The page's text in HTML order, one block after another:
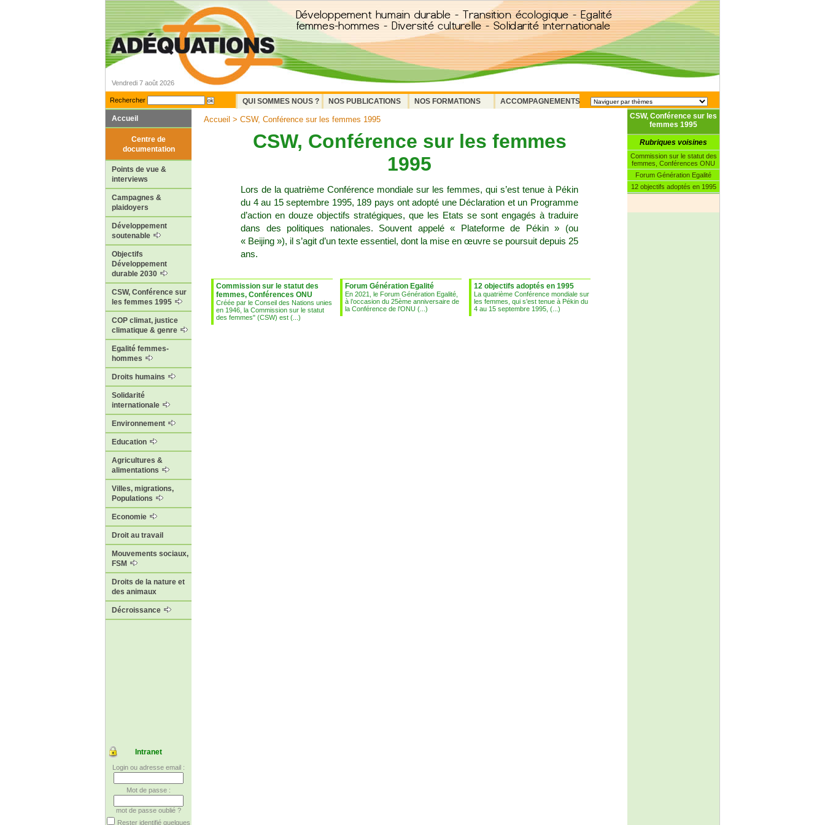
Vendredi 7 août 2026
Rechercher QUI SOMMES NOUS ? NOS PUBLICATIONS NOS FORMATIONS
ACCOMPAGNEMENTS
Accueil
Centre de
documentation
Points de vue &
interviews
Campagnes &
plaidoyers
Développement
soutenable
Objectifs
Développement
durable 2030
CSW, Conférence sur
les femmes 1995
COP climat, justice
climatique & genre
Egalité femmes-
hommes
Droits humains
Solidarité
internationale
Environnement
Education
Agricultures &
alimentations
Villes, migrations,
Populations
Economie
Droit au travail
Mouvements sociaux,
FSM
Droits de la nature et
des animaux
Décroissance
Intranet
Login ou adresse email :
Mot de passe :
mot de passe oublié ?
Rester identifié quelques
CSW, Conférence sur les
femmes 1995
Rubriques voisines
Commission sur le statut des
femmes, Conférences ONU
Forum Génération Egalité
12 objectifs adoptés en 1995
Accueil > CSW, Conférence sur les femmes 1995
CSW, Conférence sur les femmes
1995
Lors de la quatrième Conférence mondiale sur les femmes, qui s’est tenue à Pékin
du 4 au 15 septembre 1995, 189 pays ont adopté une Déclaration et un Programme
d’action en douze objectifs stratégiques, que les Etats se sont engagés à traduire
dans des politiques nationales. Souvent appelé « Plateforme de Pékin » (ou
« Beijing »), il s’agit d’un texte essentiel, dont la mise en œuvre se poursuit depuis 25
ans.
Commission sur le statut des
femmes, Conférences ONU
Créée par le Conseil des Nations unies
en 1946, la Commission sur le statut
des femmes" (CSW) est (...)
Forum Génération Egalité
En 2021, le Forum Génération Egalité,
à l’occasion du 25ème anniversaire de
la Conférence de l’ONU (...)
12 objectifs adoptés en 1995
La quatrième Conférence mondiale sur
les femmes, qui s’est tenue à Pékin du
4 au 15 septembre 1995, (...)